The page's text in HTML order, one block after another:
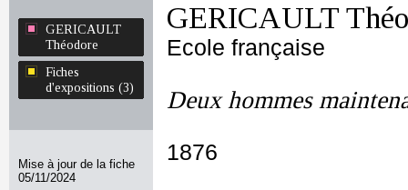
GERICAULT
Théodore
Fiches
d'expositions (3)
Mise à jour de la fiche
05/11/2024
GERICAULT
Ecole française
Deux hommes
1876